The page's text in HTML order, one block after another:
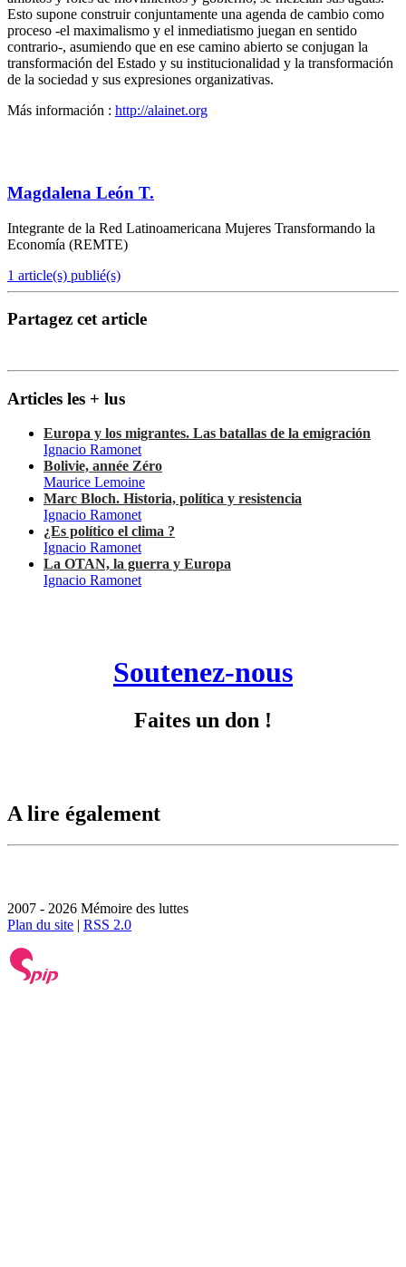
Esto supone construir conjuntamente una agenda de cambio como
proceso -el maximalismo y el inmediatismo juegan en sentido
contrario-, asumiendo que en ese camino abierto se conjugan la
transformación del Estado y su institucionalidad y la transformación
de la sociedad y sus expresiones organizativas.
Más información : http://alainet.org
Magdalena León T.
Integrante de la Red Latinoamericana Mujeres Transformando la
Economía (REMTE)
1 article(s) publié(s)
Partagez cet article
Articles les + lus
Europa y los migrantes. Las batallas de la emigración
Ignacio Ramonet
Bolivie, année Zéro
Maurice Lemoine
Marc Bloch. Historia, política y resistencia
Ignacio Ramonet
¿Es político el clima ?
Ignacio Ramonet
La OTAN, la guerra y Europa
Ignacio Ramonet
Soutenez-nous
Faites un don !
A lire également
2007 - 2026 Mémoire des luttes
Plan du site | RSS 2.0